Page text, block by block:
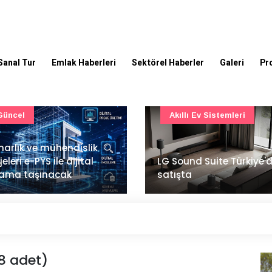
Tur Emlak Haberleri Sektörel Haberler Galeri
Suite Türkiye'de
Ev Sistemleri
İstanbul Havalimanı'nın
ana pistinde sona doğru
Ulaşım
adet)